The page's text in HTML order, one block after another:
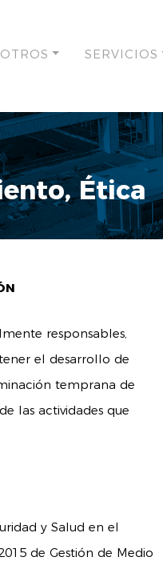
SERVICIOS
Ética
responsables,
el desarrollo de
temprana de
las actividades que
y Salud en el
de Gestión de Medio